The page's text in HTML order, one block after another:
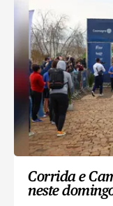
Corrida e
neste